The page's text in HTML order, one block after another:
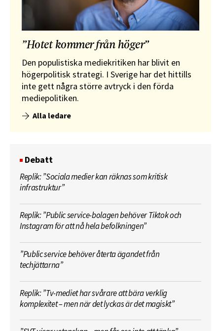
”Hotet kommer från höger”
Den populistiska mediekritiken har blivit en
högerpolitisk strategi. I Sverige har det hittills
inte gett några större avtryck i den förda
mediepolitiken.
Alla ledare
Debatt
Replik: ”Sociala medier kan räknas som kritisk
infrastruktur”
Replik: ”Public service-bolagen behöver Tiktok och
Instagram för att nå hela befolkningen”
”Public service behöver återta ägandet från
techjättarna”
Replik: ”Tv-mediet har svårare att bära verklig
komplexitet – men när det lyckas är det magiskt”